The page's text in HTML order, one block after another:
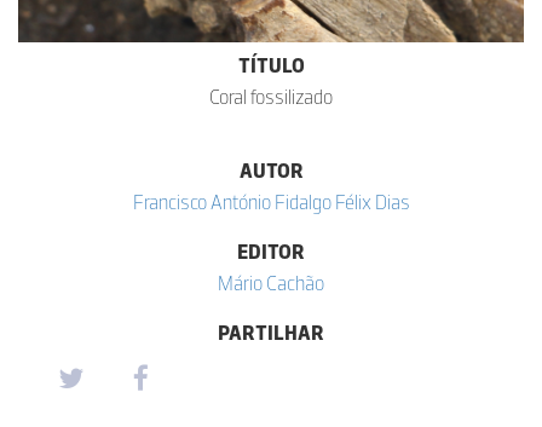
TÍTULO
Coral fossilizado
AUTOR
Francisco António Fidalgo Félix Dias
EDITOR
Mário Cachão
PARTILHAR